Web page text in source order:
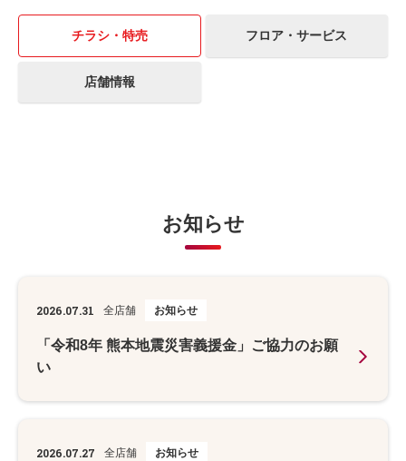
チラシ・特売 フロア・サービス
店舗情報
お知らせ
2026.07.31 全店舗 お知らせ
「令和8年 熊本地震災害義援金」ご協力のお願
い
2026.07.27 全店舗 お知らせ